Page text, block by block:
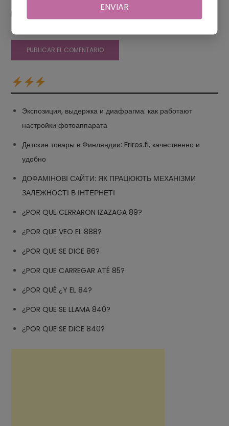
navegador para la próxima vez que comente.
Экспозиция, выдержка и диафрагма: как работают
настройки фотоаппарата
Детские товары в Финляндии: Friros.fi, качественно и
удобно
ДОФАМІНОВІ САЙТИ: ЯК ПРАЦЮЮТЬ МЕХАНІЗМИ
ЗАЛЕЖНОСТІ В ІНТЕРНЕТІ
¿POR QUE CERRARON IZAZAGA 89?
¿POR QUE VEO EL 888?
¿POR QUE SE DICE 86?
¿POR QUE CARREGAR ATÉ 85?
¿POR QUÉ ¿Y EL 84?
¿POR QUE SE LLAMA 840?
¿POR QUE SE DICE 840?
ENVIAR